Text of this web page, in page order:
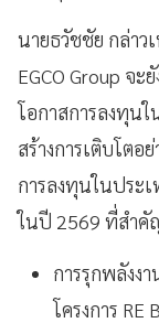
นายธวัชชัย กล่าว
EGCO Group จะ
โอกาสการลงทุน
สร้างการเติบโตอ
การลงทุนในประ
ในปี 2569 ที่สำคั
การรุกพลังง
โครงการ